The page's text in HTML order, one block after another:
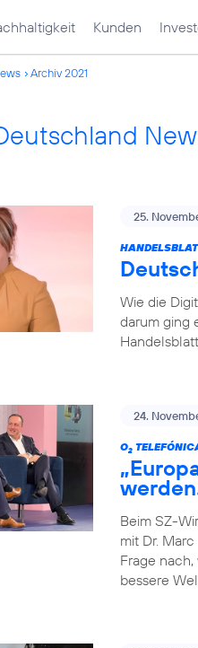
Kunden
Archiv 2021
25.
Wie die
darum ging
24.
O2
Beim SZ-
mit Dr.
Frage
bessere